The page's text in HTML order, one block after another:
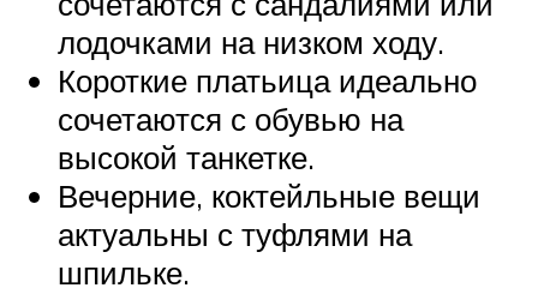
лодочками на низком ходу.
Короткие платьица идеально
сочетаются с обувью на
высокой танкетке.
Вечерние, коктейльные вещи
актуальны с туфлями на
шпильке.